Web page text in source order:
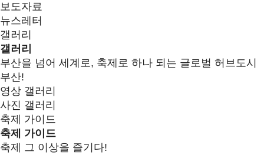
보도자료
뉴스레터
갤러리
갤러리
부산을 넘어 세계로, 축제로 하나 되는 글로벌 허브도시
부산!
영상 갤러리
사진 갤러리
축제 가이드
축제 가이드
축제 그 이상을 즐기다!